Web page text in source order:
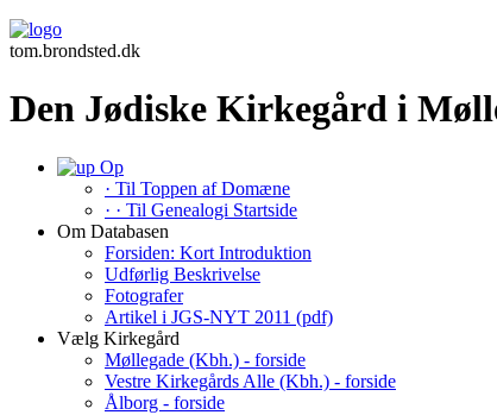
tom.brondsted.dk
Den Jødiske Kirkegård i
Op
· Til Toppen af Domæne
· · Til Genealogi Startside
Om Databasen
Forsiden: Kort Introduktion
Udførlig Beskrivelse
Fotografer
Artikel i JGS-NYT 2011 (pdf)
Vælg Kirkegård
Møllegade (Kbh.) - forside
Vestre Kirkegårds Alle (Kbh.) - forside
Ålborg - forside